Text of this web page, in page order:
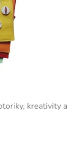
kreativity a